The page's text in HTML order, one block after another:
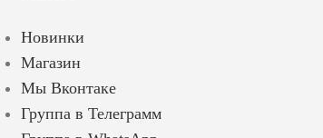
Новинки
Магазин
Мы Вконтаке
Группа в Телеграмм